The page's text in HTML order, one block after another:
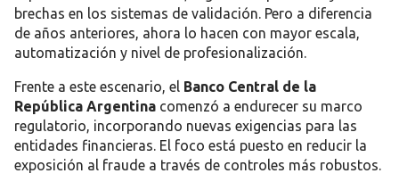
brechas en los sistemas de validación. Pero a diferencia
de años anteriores, ahora lo hacen con mayor escala,
automatización y nivel de profesionalización.
Frente a este escenario, el Banco Central de la
República Argentina comenzó a endurecer su marco
regulatorio, incorporando nuevas exigencias para las
entidades financieras. El foco está puesto en reducir la
exposición al fraude a través de controles más robustos.